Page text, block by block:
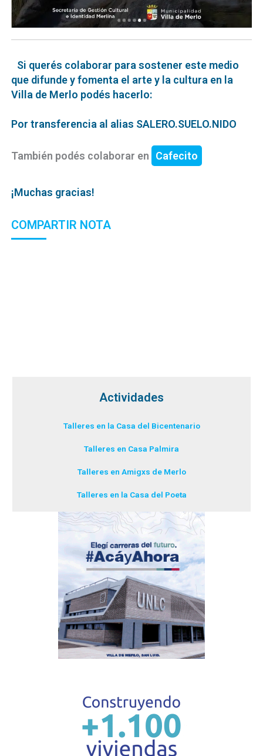
Si querés colaborar para sostener este medio
que difunde y fomenta el arte y la cultura en la
Villa de Merlo podés hacerlo:
Por transferencia al alias SALERO.SUELO.NIDO
También podés colaborar en Cafecito
¡Muchas gracias!
COMPARTIR NOTA
Actividades
Talleres en la Casa del Bicentenario
Talleres en Casa Palmira
Talleres en Amigxs de Merlo
Talleres en la Casa del Poeta